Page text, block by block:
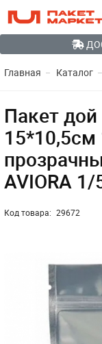
Главная Каталог
Пакет дой
AVIORA
Код товара: 29672